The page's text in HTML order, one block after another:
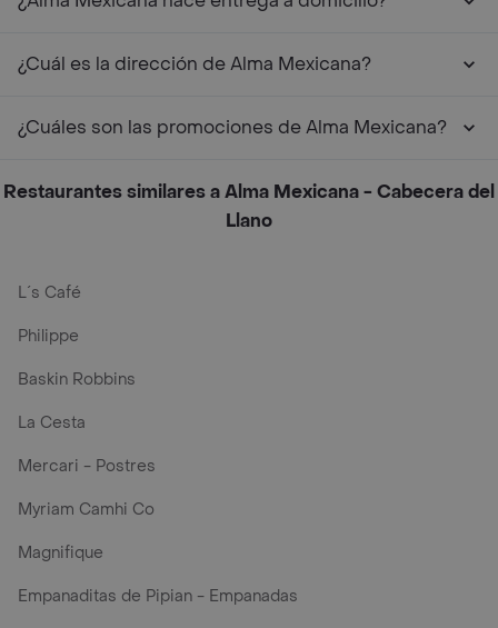
¿Cuál es la dirección de Alma Mexicana?
¿Cuáles son las promociones de Alma Mexicana?
Restaurantes similares a Alma Mexicana - Cabecera del
Llano
L´s Café
Philippe
Baskin Robbins
La Cesta
Mercari - Postres
Myriam Camhi Co
Magnifique
Empanaditas de Pipian - Empanadas